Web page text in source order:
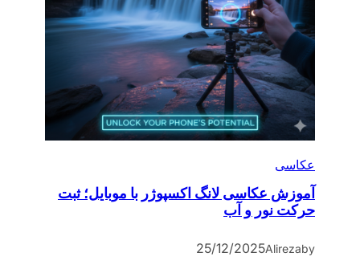
عکاسی
آموزش عکاسی لانگ اکسپوژر با موبایل؛ ثبت
حرکت نور و آب
by
Alireza
25/12/2025